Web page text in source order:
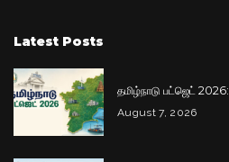
Latest Posts
தமிழ்நாடு பட்ஜெட் 2026:
August 7, 2026